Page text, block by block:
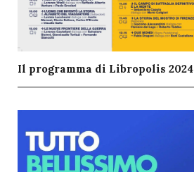
Il programma di Libropolis 2024